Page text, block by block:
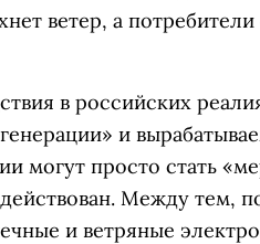
ветер, а
в российских
и
могут просто стать
Между тем,
и ветряные